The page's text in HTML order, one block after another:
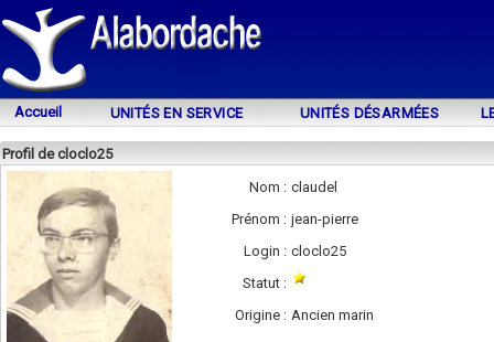
Accueil UNITÉS EN SERVICE UNITÉS DÉSARMÉES
Profil de cloclo25
Nom : claudel
Prénom : jean-pierre
Login : cloclo25
Statut :
Origine : Ancien marin